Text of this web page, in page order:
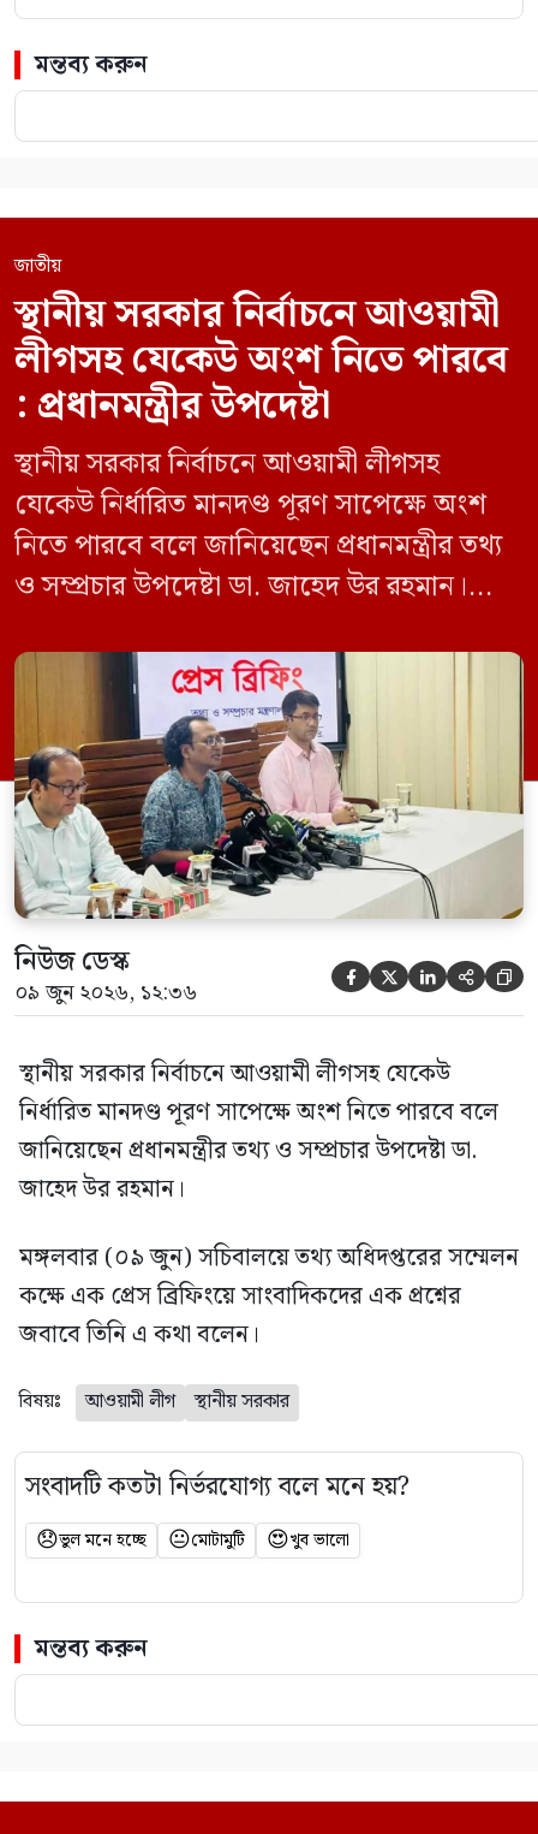
মন্তব্য করুন
জাতীয়
স্থানীয় সরকার নির্বাচনে আওয়ামী
লীগসহ যেকেউ অংশ নিতে পারবে
: প্রধানমন্ত্রীর উপদেষ্টা
স্থানীয় সরকার নির্বাচনে আওয়ামী লীগসহ
যেকেউ নির্ধারিত মানদণ্ড পূরণ সাপেক্ষে অংশ
নিতে পারবে বলে জানিয়েছেন প্রধানমন্ত্রীর তথ্য
ও সম্প্রচার উপদেষ্টা ডা. জাহেদ উর রহমান।
সম্মেলন কক্ষে এক প্রেস ব্রিফিংয়ে সাংবাদিকদের
এক প্রশ্নের জবাবে তিনি এ কথা বলেন।
নিউজ ডেস্ক
০৯ জুন ২০২৬, ১২:৩৬     
স্থানীয় সরকার নির্বাচনে আওয়ামী লীগসহ যেকেউ
নির্ধারিত মানদণ্ড পূরণ সাপেক্ষে অংশ নিতে পারবে বলে
জানিয়েছেন প্রধানমন্ত্রীর তথ্য ও সম্প্রচার উপদেষ্টা ডা.
জাহেদ উর রহমান।
মঙ্গলবার (০৯ জুন) সচিবালয়ে তথ্য অধিদপ্তরের সম্মেলন
কক্ষে এক প্রেস ব্রিফিংয়ে সাংবাদিকদের এক প্রশ্নের
জবাবে তিনি এ কথা বলেন।
বিষয়ঃ আওয়ামী লীগ স্থানীয় সরকার
সংবাদটি কতটা নির্ভরযোগ্য বলে মনে হয়?
😞ভুল মনে হচ্ছে 😐মোটামুটি 😍খুব ভালো
মন্তব্য করুন